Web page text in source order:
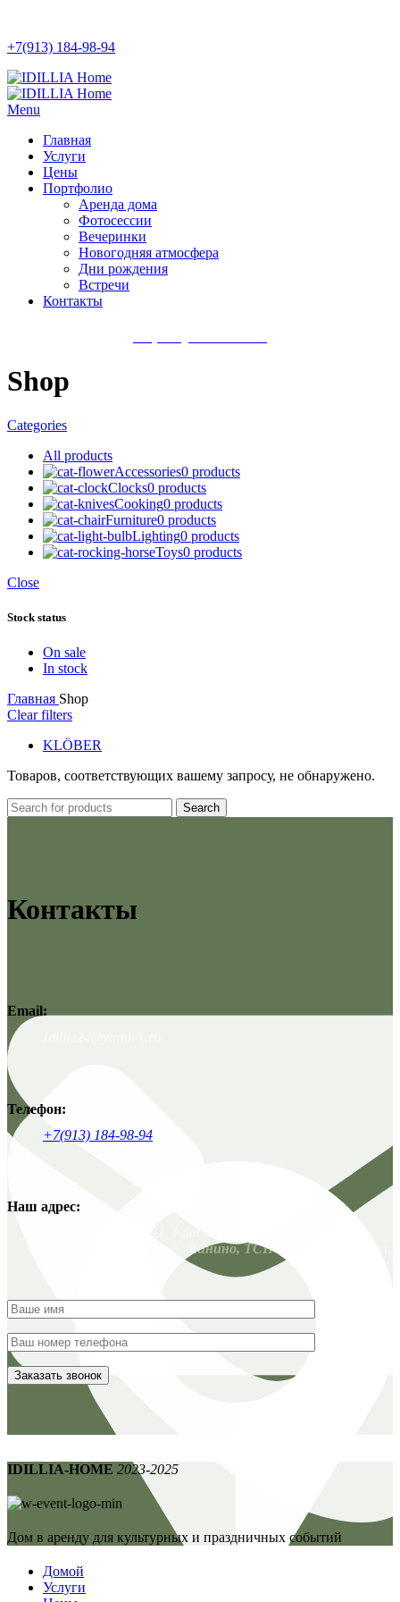
+7(913) 184-98-94
Menu
Главная
Услуги
Цены
Портфолио
Аренда дома
Фотосессии
Вечеринки
Новогодняя атмосфера
Дни рождения
Встречи
Контакты
Shop
Categories
All products
Accessories0 products
Clocks0 products
Cooking0 products
Furniture0 products
Lighting0 products
Toys0 products
Close
Stock status
On sale
In stock
Главная Shop
Clear filters
KLÖBER
Товаров, соответствующих вашему запросу, не обнаружено.
Search
Контакты
Email:
Телефон:
+7(913) 184-98-94
Наш адрес:
Емельяновский р-н, д. Минино, ТСН Заимка-3, 135 / ул.
IDILLIA-HOME 2023-2025
Дом в аренду для культурных и праздничных событий
Домой
Услуги